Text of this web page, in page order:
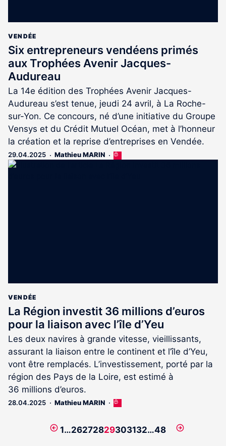
VENDÉE
Six entrepreneurs vendéens primés
aux Trophées Avenir Jacques-
Audureau
La 14e édition des Trophées Avenir Jacques-
Audureau s’est tenue, jeudi 24 avril, à La Roche-
sur-Yon. Ce concours, né d’une initiative du Groupe
Vensys et du Crédit Mutuel Océan, met à l’honneur
la création et la reprise d’entreprises en Vendée.
29.04.2025 Mathieu MARIN
Cet
VENDÉE
La Région investit 36 millions d’euros
pour la liaison avec l’île d’Yeu
Les deux navires à grande vitesse, vieillissants,
assurant la liaison entre le continent et l’île d’Yeu,
vont être remplacés. L’investissement, porté par la
région des Pays de la Loire, est estimé à
36 millions d’euros.
28.04.2025 Mathieu MARIN
Cet
réservé
Page
1…26272829303132…48
Page